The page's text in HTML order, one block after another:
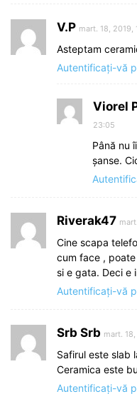
V.P mart. 18, 2019,
Asteptam
Autentificați-vă
Viorel
23:05
Până nu
șanse.
Riverak47
Cine scapa
cum face ,
si e gata. Deci e
Autentificați-vă
Srb Srb mart.
Safirul este slab
Ceramica este
Autentificați-vă